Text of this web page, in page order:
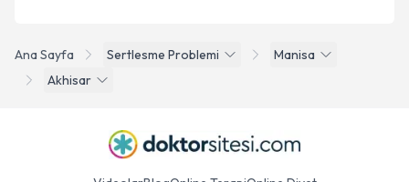
Ana Sayfa Sertlesme Problemi
Manisa
Akhisar